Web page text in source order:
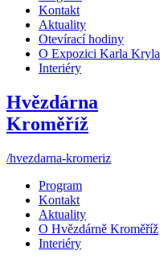
Kontakt
Aktuality
Otevírací hodiny
O Expozici Karla Kryla
Interiéry
Hvězdárna
Kroměříž
/hvezdarna-kromeriz
Program
Kontakt
Aktuality
O Hvězdárně Kroměříž
Interiéry